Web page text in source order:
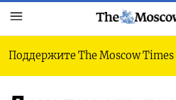
Поддержите The Moscow Times